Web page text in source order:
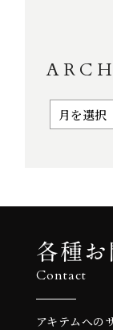
各種お
Contact
アキテムへの